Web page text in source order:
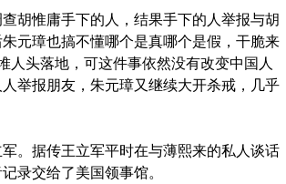
胡惟庸手下的人，结果手下的人举报与胡
元璋也搞不懂哪个是真哪个是假，干脆来
头落地，可这件事依然没有改变中国人
举报朋友，朱元璋又继续大开杀戒，几乎
。据传王立军平时在与薄熙来的私人谈话
录交给了美国领事馆。